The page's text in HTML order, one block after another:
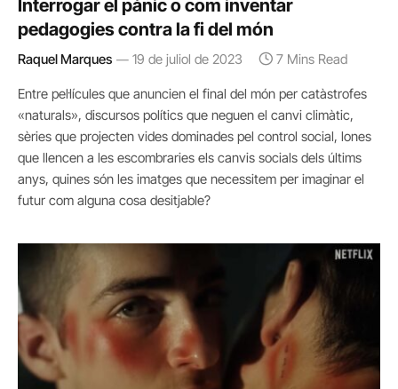
Interrogar el pànic o com inventar
pedagogies contra la fi del món
Raquel Marques 19 de juliol de 2023 7 Mins Read
Entre pel·lícules que anuncien el final del món per catàstrofes
«naturals», discursos polítics que neguen el canvi climàtic,
sèries que projecten vides dominades pel control social, lones
que llencen a les escombraries els canvis socials dels últims
anys, quines són les imatges que necessitem per imaginar el
futur com alguna cosa desitjable?